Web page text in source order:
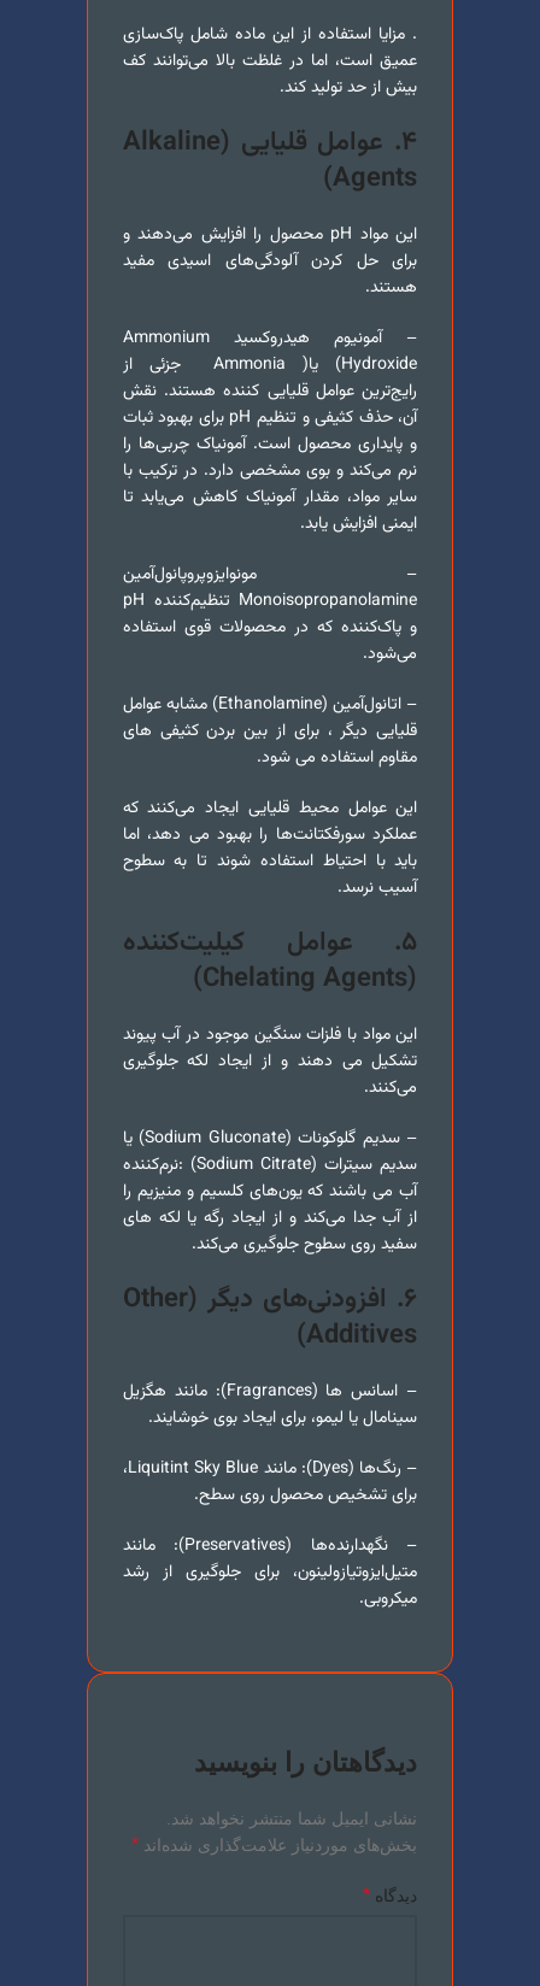
. مزایا استفاده از این ماده شامل پاک‌سازی
عمیق است، اما در غلظت بالا می‌توانند کف
بیش از حد تولید کند.
۴. عوامل قلیایی (Alkaline
Agents)
این مواد pH محصول را افزایش می‌دهند و
برای حل کردن آلودگی‌های اسیدی مفید
هستند.
– آمونیوم هیدروکسید Ammonium
Hydroxide) یا( Ammonia جزئی از
رایج‌ترین عوامل قلیایی کننده هستند. نقش
آن، حذف کثیفی و تنظیم pH برای بهبود ثبات
و پایداری محصول است. آمونیاک چربی‌ها را
نرم می‌کند و بوی مشخصی دارد. در ترکیب با
سایر مواد، مقدار آمونیاک کاهش می‌یابد تا
ایمنی افزایش یابد.
– مونوایزوپروپانول‌آمین
Monoisopropanolamine تنظیم‌کننده pH
و پاک‌کننده که در محصولات قوی استفاده
می‌شود.
– اتانول‌آمین (Ethanolamine) مشابه عوامل
قلیایی دیگر ، برای از بین بردن کثیفی ‌های
مقاوم استفاده می شود.
این عوامل محیط قلیایی ایجاد می‌کنند که
عملکرد سورفکتانت‌ها را بهبود می دهد، اما
باید با احتیاط استفاده شوند تا به سطوح
آسیب نرسد.
۵. عوامل کیلیت‌کننده
(Chelating Agents)
این مواد با فلزات سنگین موجود در آب پیوند
تشکیل می دهند و از ایجاد لکه جلوگیری
می‌کنند.
– سدیم گلوکونات (Sodium Gluconate) یا
سدیم سیترات (Sodium Citrate) :نرم‌کننده
آب می باشند که یون‌های کلسیم و منیزیم را
از آب جدا می‌کند و از ایجاد رگه یا لکه های
سفید روی سطوح جلوگیری می‌کند.
۶. افزودنی‌های دیگر (Other
Additives)
– اسانس ها (Fragrances): مانند هگزیل
سینامال یا لیمو، برای ایجاد بوی خوشایند.
– رنگ‌ها (Dyes): مانند Liquitint Sky Blue،
برای تشخیص محصول روی سطح.
– نگهدارنده‌ها (Preservatives): مانند
متیل‌ایزوتیازولینون، برای جلوگیری از رشد
میکروبی.
دیدگاهتان را بنویسید
نشانی ایمیل شما منتشر نخواهد شد.
بخش‌های موردنیاز علامت‌گذاری شده‌اند *
دیدگاه *